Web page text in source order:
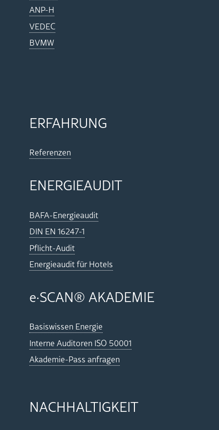
ANP-H
VEDEC
BVMW
ER­FAH­RUNG
Re­fe­ren­zen
EN­ER­GIE­AU­DIT
BA­FA-En­er­gie­au­dit
DIN EN 16247-1
Pflicht-Au­dit
En­er­gie­au­dit für Ho­tels
e·SCAN® AKA­DE­MIE
Ba­sis­wis­sen En­er­gie
In­ter­ne Au­di­to­ren ISO 50001
Aka­de­mie-Pass an­fra­gen
NACH­HAL­TIG­KEIT